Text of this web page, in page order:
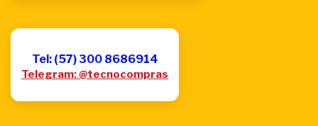
Tel: (57) 300 8686914
Telegram: @tecnocompras